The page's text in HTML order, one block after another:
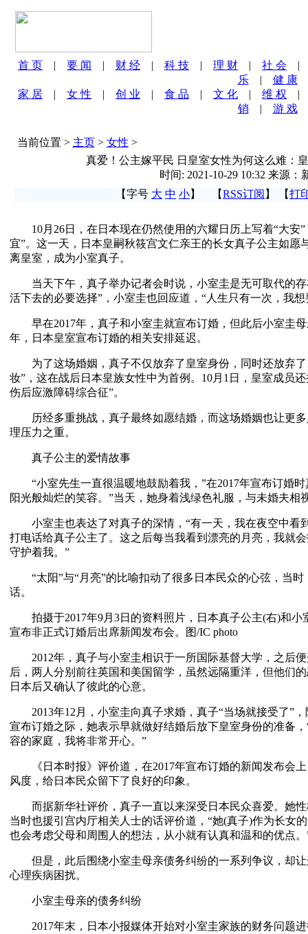
首 页 | 要 闻 | 财 经 | 科 技 | 理 财 | 社 会
乐| 健 康
家 居 | 女 性 | 创 业 | 食 品 | 文 化 | 维 权
销 | 游 戏
当前位置 > 主页> 女性 >
真爱！公主嫁平民 日皇室女性为何这么难：
时间: 2021-10-29 10:32 来源：
【字号 大 中 小】 【RSS订阅 】 【打
10月26日，在日本现在仍然使用的六耀日历上写着“大安”
宜”。这一天，日本皇嗣秋筱宫文仁亲王的长女真子公主如愿
离皇室，成为小室真子。
当天下午，真子举办记者会时说，小室圭是无可取代的存
活下去的必要选择”，小室圭也回应道，“人生只有一次，我
早在2017年，真子和小室圭就宣布订婚，但此后小室圭母
年，日本皇室宣布订婚的相关安排延迟。
为了这场婚姻，真子不仅放弃了皇室身份，同时还放弃了
妆”，这在战后日本皇族女性中为首例。10月1日，皇室成员
伤后应激障碍综合征”。
历经多重挑战，真子最终如愿结婚，而这场婚姻也让更多
理压力之重。
真子公主的爱情故事
“小室先生一直很温暖地鼓励着我，”在2017年宣布订婚时
阳光般灿烂的笑容。”当天，她身着浅绿色礼服，与未婚夫相
小室圭也表达了对真子的深情，“有一天，我在夜空中看
打电话给真子公主了。这之后每当我看到漂亮的月亮，我就
守护着我。”
“太阳”与“月亮”的比喻扣动了很多日本民众的心弦，当时
话。
拍摄于2017年9月3日的资料照片，日本真子公主(右)和小
宣布非正式订婚后出席新闻发布会。图/IC photo
2012年，真子与小室圭相识于一所国际基督大学，之后便
后，两人分别前往英国和美国留学，虽然远隔重洋，但他们
日本后又确认了彼此的心意。
2013年12月，小室圭向真子求婚，真子“当场就接受了”，
宣布订婚之际，她表示早就做好结婚后放下皇室身份的准备
容的家庭，我将非常开心。”
《日本时报》评价道，在2017年宣布订婚的新闻发布会上
风度，给日本民众留下了良好的印象。
而据新华社评价，真子一直以来深受日本民众喜爱。她性
当时也援引宫内厅相关人士的话评价道，“她(真子)作为长女
也会考虑父母和周围人的想法，从小就有认真和温和的优点。
但是，此后围绕小室圭母亲债务纠纷的一系列争议，却让
心理疾病困扰。
小室圭母亲的债务纠纷
2017年末，日本小报媒体开始对小室圭家族的财务问题进